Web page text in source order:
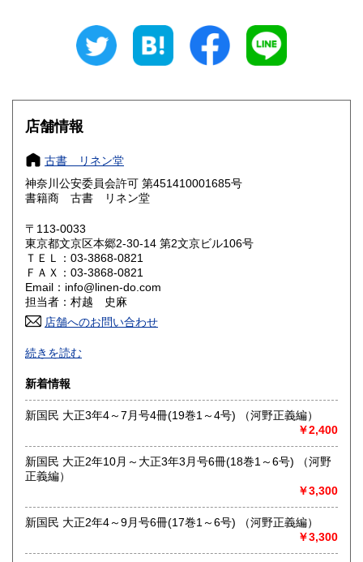
250円 三重県
大阪府
奈良県
鳥取県 250円 島根県
岡山県
山口県 250円
香川県
高知県 250円
佐賀県
熊本県 250円 大分県 250円
250円
沖縄県 250円
店舗情報
古書 リネン堂
神奈川公安委員会許可 第451410001685号
書籍商 古書 リネン堂
〒113-0033
東京都文京区本郷2‐30-14 第2文京ビル106号
ＴＥＬ：03-3868-0821
ＦＡＸ：03-3868-0821
Email：info@linen-do.com
担当者：村越 史麻
店舗へのお問い合わせ
「日本の古本屋」専用在庫です。
沿線名：-
最寄駅：-
営業時間：-
定休日：-
書籍の買取について
戦前の料理、婦人もの、絵本、児童書などに加え、各種雑
チラシなど紙モノ資料、特に高く買い取らせていただきま
す。
続きを読む
新着情報
新国民 大正3年4～7月号4冊(19巻1～4号) （河野正義編）
￥2,400
新国民 大正2年10月～大正3年3月号6冊(18巻1～6号) （河野
正義編）
￥3,300
新国民 大正2年4～9月号6冊(17巻1～6号) （河野正義編）
￥3,300